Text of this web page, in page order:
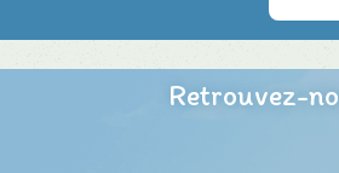
Retrouvez-